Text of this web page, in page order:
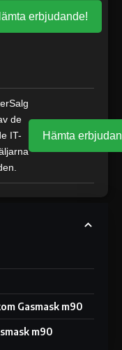
erbjudande!
de
IT-
Hämta
Gasmask m90
m90